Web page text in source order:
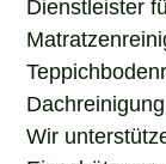
Wir